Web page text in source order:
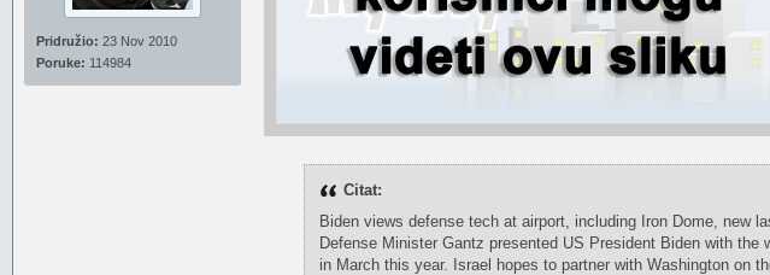
Pridružio: 23 Nov 2010
Poruke: 114984
Citat:
Biden views defense tech at airport, including Iron Dome, new
Defense Minister Gantz presented US President Biden with
in March this year. Israel hopes to partner with Washington on